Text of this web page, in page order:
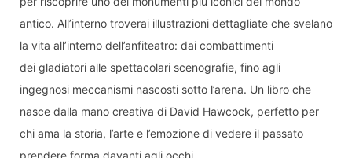
antico. All’interno troverai illustrazioni dettagliate che svelano
la vita all’interno dell’anfiteatro: dai combattimenti
dei gladiatori alle spettacolari scenografie, fino agli
ingegnosi meccanismi nascosti sotto l’arena. Un libro che
nasce dalla mano creativa di David Hawcock, perfetto per
chi ama la storia, l’arte e l’emozione di vedere il passato
prendere forma davanti agli occhi.